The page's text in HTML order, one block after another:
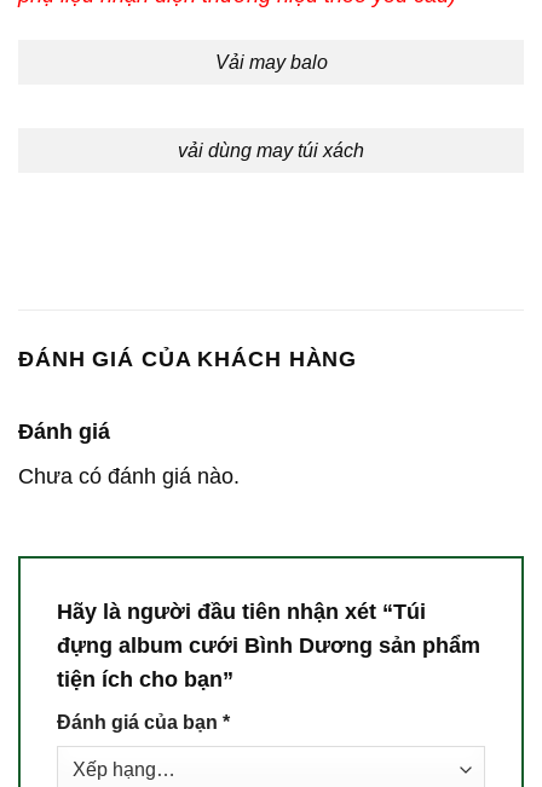
Vải may balo
vải dùng may túi xách
ĐÁNH GIÁ CỦA KHÁCH HÀNG
Đánh giá
Chưa có đánh giá nào.
Hãy là người đầu tiên nhận xét “Túi
đựng album cưới Bình Dương sản phẩm
tiện ích cho bạn”
Đánh giá của bạn *